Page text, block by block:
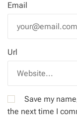
Email
Url
Save my
the next time I